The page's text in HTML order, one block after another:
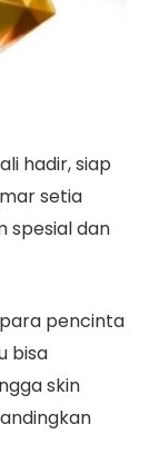
hadir, siap
setia
spesial dan
pencinta
bisa
skin